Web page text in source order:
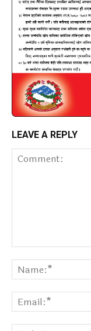
LEAVE A REPLY